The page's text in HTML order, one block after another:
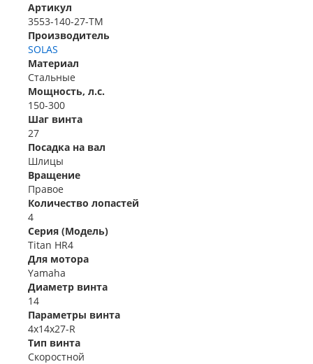
Артикул
3553-140-27-TM
Производитель
SOLAS
Материал
Стальные
Мощность, л.с.
150-300
Шаг винта
27
Посадка на вал
Шлицы
Вращение
Правое
Количество лопастей
4
Серия (Модель)
Titan HR4
Для мотора
Yamaha
Диаметр винта
14
Параметры винта
4x14x27-R
Тип винта
Скоростной